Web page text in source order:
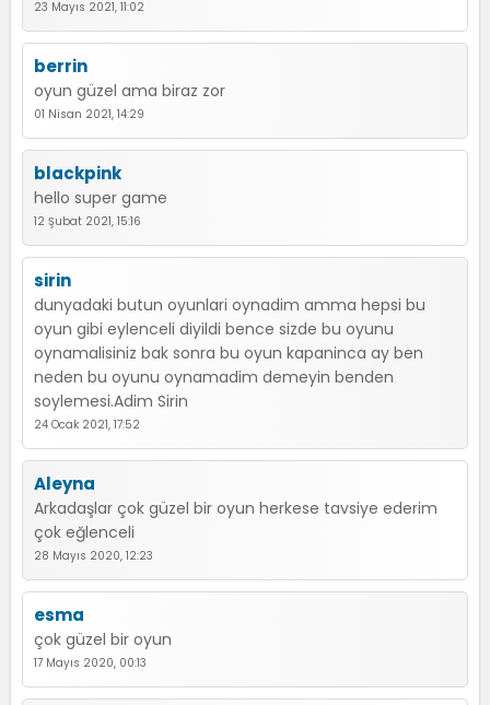
23 Mayıs 2021, 11:02
berrin
oyun güzel ama biraz zor
01 Nisan 2021, 14:29
blackpink
hello super game
12 Şubat 2021, 15:16
sirin
dunyadaki butun oyunlari oynadim amma hepsi bu
oyun gibi eylenceli diyildi bence sizde bu oyunu
oynamalisiniz bak sonra bu oyun kapaninca ay ben
neden bu oyunu oynamadim demeyin benden
soylemesi.Adim Sirin
24 Ocak 2021, 17:52
Aleyna
Arkadaşlar çok güzel bir oyun herkese tavsiye ederim
çok eğlenceli
28 Mayıs 2020, 12:23
esma
çok güzel bir oyun
17 Mayıs 2020, 00:13